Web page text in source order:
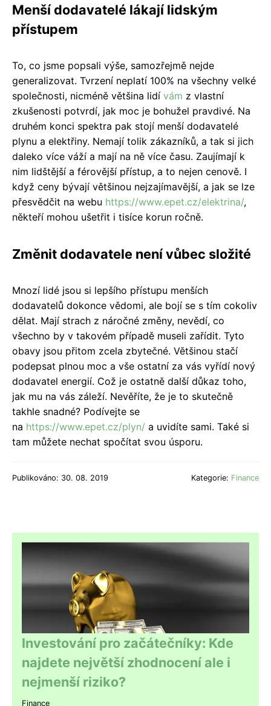
Menší dodavatelé lákají lidským
přístupem
To, co jsme popsali výše, samozřejmě nejde
generalizovat. Tvrzení neplatí 100% na všechny velké
společnosti, nicméně většina lidí vám z vlastní
zkušenosti potvrdí, jak moc je bohužel pravdivé. Na
druhém konci spektra pak stojí menší dodavatelé
plynu a elektřiny. Nemají tolik zákazníků, a tak si jich
daleko více váží a mají na ně více času. Zaujímají k
nim lidštější a férovější přístup, a to nejen cenově. I
když ceny bývají většinou nejzajímavější, a jak se lze
přesvědčit na webu https://www.epet.cz/elektrina/,
někteří mohou ušetřit i tisíce korun ročně.
Změnit dodavatele není vůbec složité
Mnozí lidé jsou si lepšího přístupu menších
dodavatelů dokonce vědomi, ale bojí se s tím cokoliv
dělat. Mají strach z náročné změny, nevědí, co
všechno by v takovém případě museli zařídit. Tyto
obavy jsou přitom zcela zbytečné. Většinou stačí
podepsat plnou moc a vše ostatní za vás vyřídí nový
dodavatel energií. Což je ostatně další důkaz toho,
jak mu na vás záleží. Nevěříte, že je to skutečně
takhle snadné? Podívejte se
na https://www.epet.cz/plyn/ a uvidíte sami. Také si
tam můžete nechat spočítat svou úsporu.
Publikováno: 30. 08. 2019 Kategorie: Finance
Investování pro začátečníky: Kde
najdete největší zhodnocení ale i
nejmenší riziko?
Finance